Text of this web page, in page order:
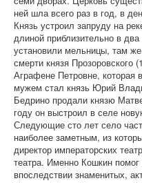
ней шла всего раз в год, в
Князь устроил запруду на
длиной приблизительно в
установили мельницы, там
смерти князя Прозоровского
Аграфене Петровне,
мужем стал князь Юрий
Бедрино продали князю
году он выстроил в селе
Следующие сто лет село
наиболее заметным, из
директор императорских
театра. Именно Кошкин помог
впоследствии знаменитых,